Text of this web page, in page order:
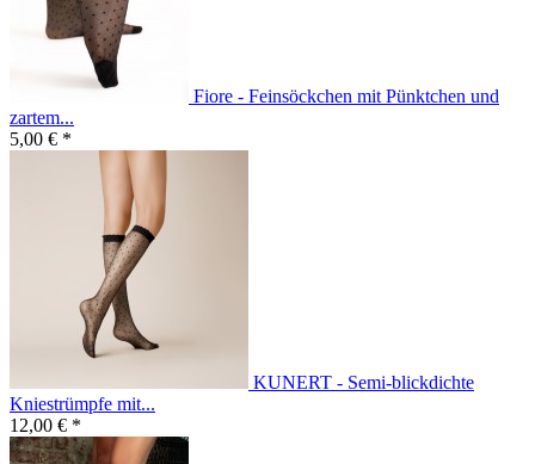
Fiore - Feinsöckchen mit Pünktchen und
zartem...
5,00 € *
KUNERT - Semi-blickdichte
Kniestrümpfe mit...
12,00 € *